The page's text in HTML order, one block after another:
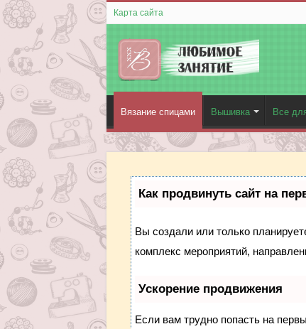
Карта сайта
Вязание спицами Вышивка Все
Как продвинуть сайт на
Вы создали или только
комплекс мероприятий,
Ускорение продвижения
Если вам трудно попасть на